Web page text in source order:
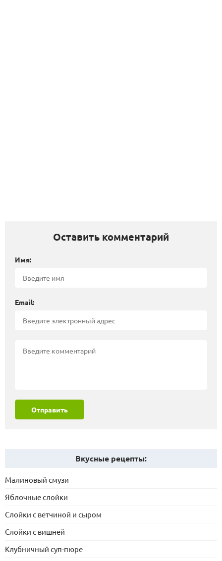
Оставить комментарий
Имя:
Email:
Отправить
Вкусные рецепты:
Малиновый смузи
Яблочные слойки
Слойки с ветчиной и сыром
Слойки с вишней
Клубничный суп-пюре